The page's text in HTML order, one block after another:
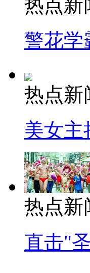
热点新
警花学
热点新
美女主
热点新
直击"